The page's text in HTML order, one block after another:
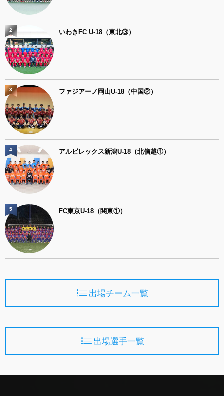
いわきFC U-18（東北③）
2
ファジアーノ岡山U-18（中国②）
3
アルビレックス新潟U-18（北信越①）
4
FC東京U-18（関東①）
5
出場チーム一覧
出場選手一覧